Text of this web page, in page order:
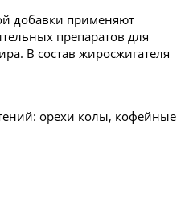
добавки применяют
препаратов для
В состав жиросжигателя
орехи колы, кофейные